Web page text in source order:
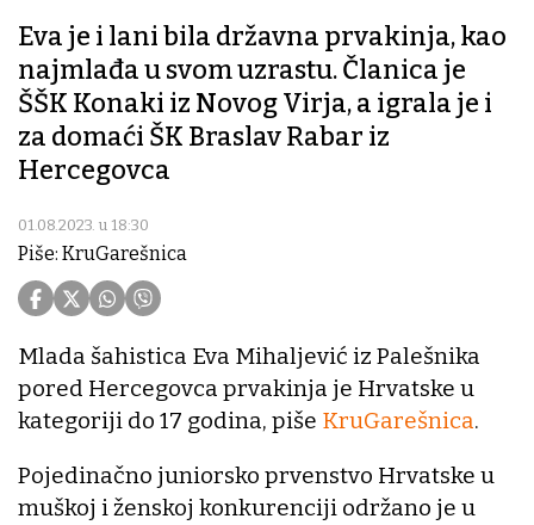
Eva je i lani bila državna prvakinja, kao
najmlađa u svom uzrastu. Članica je
ŠŠK Konaki iz Novog Virja, a igrala je i
za domaći ŠK Braslav Rabar iz
Hercegovca
01.08.2023. u 18:30
Piše: KruGarešnica
Mlada šahistica Eva Mihaljević iz Palešnika
pored Hercegovca prvakinja je Hrvatske u
kategoriji do 17 godina, piše KruGarešnica.
Pojedinačno juniorsko prvenstvo Hrvatske u
muškoj i ženskoj konkurenciji održano je u